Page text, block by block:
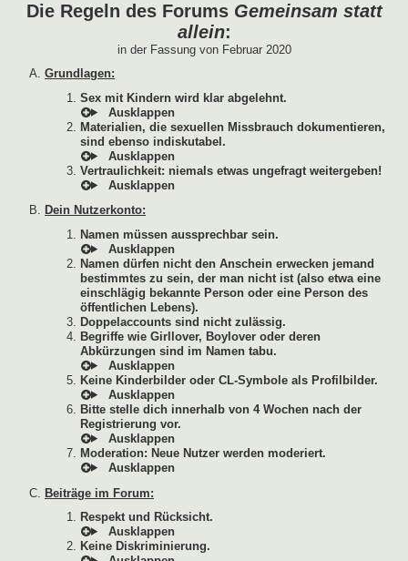
Die Regeln des Forums Gemeinsam statt
allein:
in der Fassung von Februar 2020
Grundlagen:
Sex mit Kindern wird klar abgelehnt.
Materialien, die sexuellen Missbrauch dokumentieren,
sind ebenso indiskutabel.
Vertraulichkeit: niemals etwas ungefragt weitergeben!
Dein Nutzerkonto:
Namen müssen aussprechbar sein.
Namen dürfen nicht den Anschein erwecken jemand
bestimmtes zu sein, der man nicht ist (also etwa eine
einschlägig bekannte Person oder eine Person des
öffentlichen Lebens).
Doppelaccounts sind nicht zulässig.
Begriffe wie Girllover, Boylover oder deren
Abkürzungen sind im Namen tabu.
Keine Kinderbilder oder CL-Symbole als Profilbilder.
Bitte stelle dich innerhalb von 4 Wochen nach der
Registrierung vor.
Moderation: Neue Nutzer werden moderiert.
Beiträge im Forum:
Respekt und Rücksicht.
Keine Diskriminierung.